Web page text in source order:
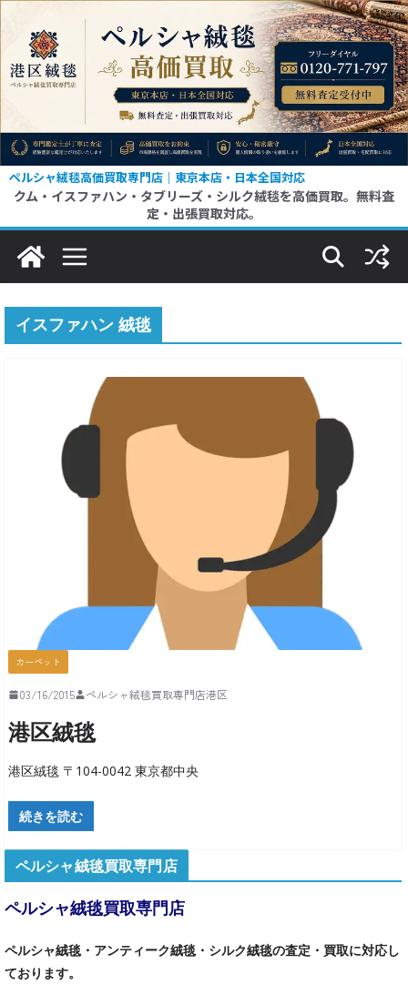
テ
へ
ス
ッ
ペルシャ絨毯高価買取専門店｜東京本店・日本全国対応
クム・イスファハン・タブリーズ・シルク絨毯を高価買取。無料査
定・出張買取対応。
イスファハン 絨毯
カーペット
03/16/2015 ペルシャ絨毯買取専門店港区
港区絨毯
港区絨毯 〒104-0042 東京都中央
続きを読む
ペルシャ絨毯買取専門店
ペルシャ絨毯買取専門店
ペルシャ絨毯・アンティーク絨毯・シルク絨毯の査定・買取に対応し
ております。